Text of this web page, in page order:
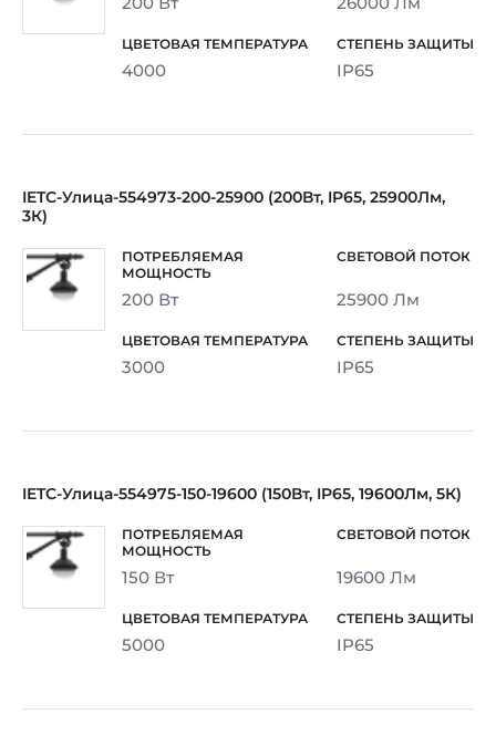
4000 IP65
IETC-Улица-554973-200-25900 (200Вт, IP65, 25900Лм,
3К)
200 Вт 25900 Лм
3000 IP65
IETC-Улица-554975-150-19600 (150Вт, IP65, 19600Лм, 5К)
150 Вт 19600 Лм
5000 IP65